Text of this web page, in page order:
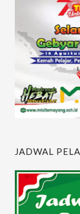
JADWAL